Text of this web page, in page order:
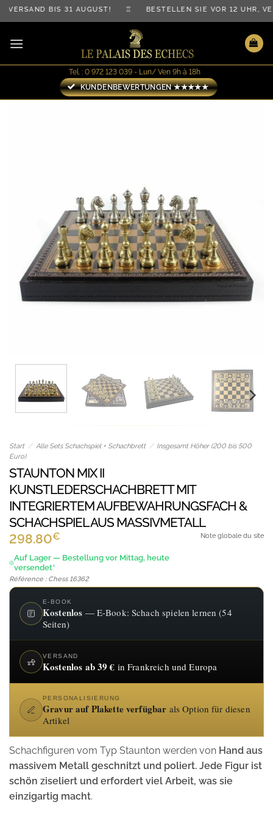
Zum
Inhalt
springen
BIS 31 AUGUST! ♖ BESTELLEN SIE VOR 12 UHR,
Tel. : 0 972 123 039 - Lun/ Ven 9h à 18h
KUNDENBEWERTUNGEN ★★★★★
Start / Alle Sets Schachspiel + Schachbrett / Insgesamt Höher (200 bis 500
Euro)
STAUNTON MIX II
KUNSTLEDERSCHACHBRETT MIT
INTEGRIERTEM AUFBEWAHRUNGSFACH &
SCHACHSPIEL AUS MASSIVMETALL
298.80€
Auf Lager — Bestellung vor Mittag, heute
versendet*
Référence : Chess 16362
Note globale du site
E-BOOK
Kostenlos — E-Book: Schach spielen lernen (54
Seiten)
VERSAND
Kostenlos ab 39 € in Frankreich und Europa
PERSONALISIERUNG
Gravur auf Plakette verfügbar als Option für diesen
Artikel
Schachfiguren vom Typ Staunton werden von Hand aus
massivem Metall geschnitzt und poliert. Jede Figur ist
schön ziseliert und erfordert viel Arbeit, was sie
einzigartig macht.